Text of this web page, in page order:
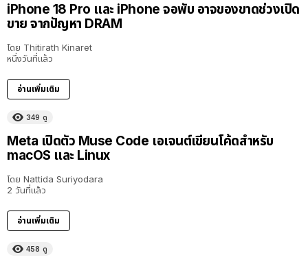
iPhone 18 Pro และ iPhone จอพับ อาจของขาดช่วงเปิด
ขาย จากปัญหา DRAM
โดย Thitirath Kinaret
หนึ่งวันที่แล้ว
อ่านเพิ่มเติม
349 ดู
Meta เปิดตัว Muse Code เอเจนต์เขียนโค้ดสำหรับ
macOS และ Linux
โดย Nattida Suriyodara
2 วันที่แล้ว
อ่านเพิ่มเติม
458 ดู